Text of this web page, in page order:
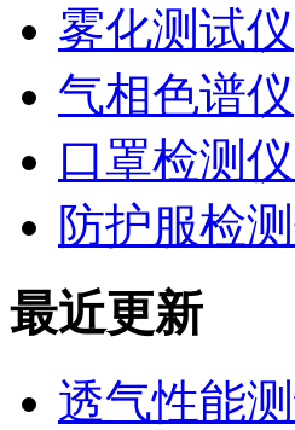
雾化测试仪
气相色谱仪
口罩检测
防护服检
最近更新
透气性能